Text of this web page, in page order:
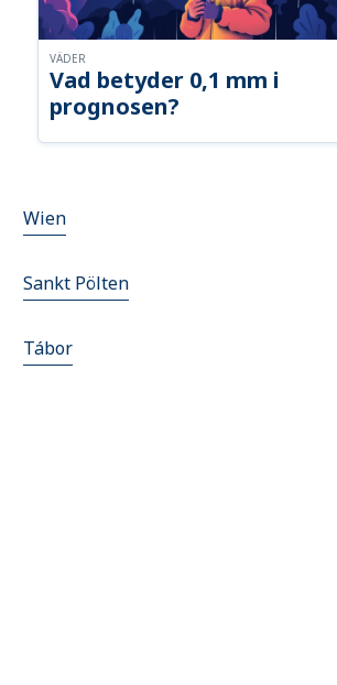
Vad betyder 0,1 mm i
prognosen?
VÄDER
Wien
Sankt Pölten
Tábor